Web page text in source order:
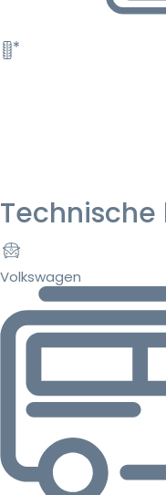
Volkswagen